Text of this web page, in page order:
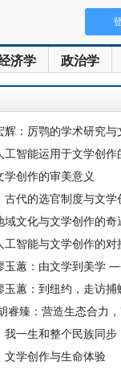
济学 政治学
辉：厉鹗的学术研究与
工智能运用于文学创作
学创作的审美意义
古代的选官制度与文学
文化与文学创作的奇遇——普
工智能与文学创作的
玉蕙：由文学到美学
玉蕙：到纽约，走访捕蝶人——
睿臻：营造生态合力
我一生和整个民族同步
文学创作与生命体验